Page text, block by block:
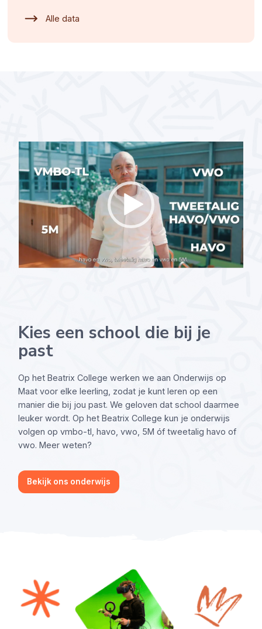
Alle data
Kies een school die bij je
past
Op het Beatrix College werken we aan Onderwijs op
Maat voor elke leerling, zodat je kunt leren op een
manier die bij jou past. We geloven dat school daarmee
leuker wordt. Op het Beatrix College kun je onderwijs
volgen op vmbo-tl, havo, vwo, 5M óf tweetalig havo of
vwo. Meer weten?
Bekijk ons onderwijs